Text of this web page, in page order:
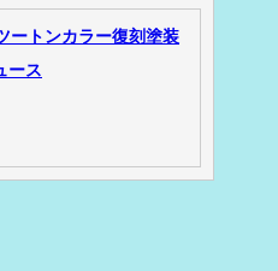
ートンカラー復刻塗装
ース